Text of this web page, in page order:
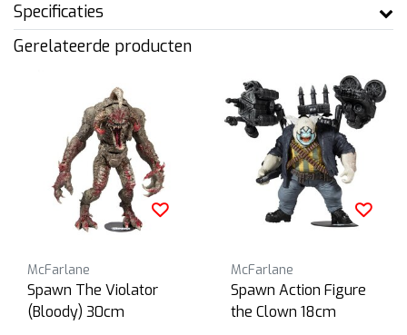
Specificaties
Gerelateerde producten
McFarlane
Spawn The Violator
(Bloody) 30cm
McFarlane
Spawn Action Figure
the Clown 18cm